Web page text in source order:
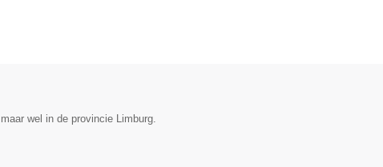
wel in de provincie Limburg.